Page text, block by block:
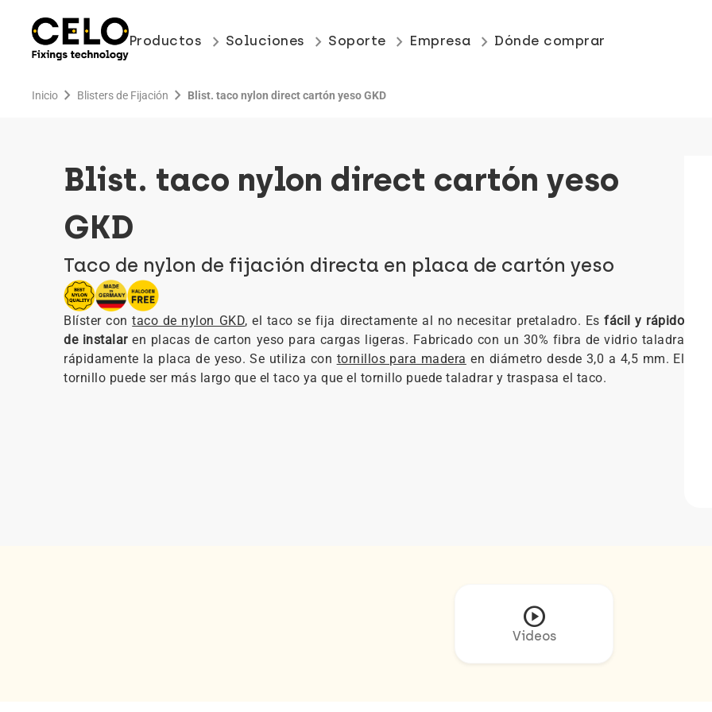
Productos keyboard_arrow_right Soluciones keyboard_arrow_right Soporte keyboard_arrow_right Empresa keyboard_arrow_right Dónde comprar
Inicio chevron_right Blisters de Fijación chevron_right Blist. taco nylon direct cartón yeso GKD
Blist. taco nylon direct cartón yeso
GKD
Taco de nylon de fijación directa en placa de cartón yeso
Blíster contaco de nylon GKD, el taco se fija directamente al no necesitar pretaladro. Es fácil y rápido
de instalaren placas de carton yeso para cargas ligeras. Fabricado con un 30% fibra de vidrio taladra
rápidamente la placa de yeso. Se utiliza con tornillos para madera en diámetro desde 3,0 a 4,5 mm. El
tornillo puede ser más largo que el taco ya que el tornillo puede taladrar y traspasa el taco.
play_circle
Videos